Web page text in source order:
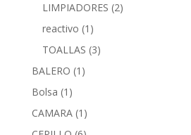
LIMPIADORES (2)
reactivo (1)
TOALLAS (3)
BALERO (1)
Bolsa (1)
CAMARA (1)